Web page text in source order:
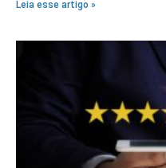
Leia esse artigo »